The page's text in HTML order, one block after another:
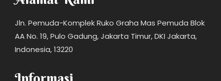
Jln. Pemuda-Komplek Ruko Graha Mas Pemuda Blok
AA No. 19, Pulo Gadung, Jakarta Timur, DKI Jakarta,
Indonesia, 13220